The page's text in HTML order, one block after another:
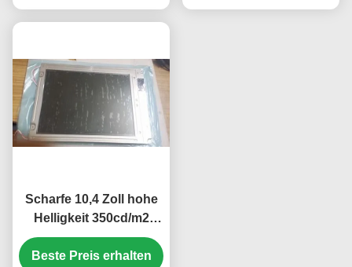
Scharfe 10,4 Zoll hohe
Helligkeit 350cd/m2
Industrie-LCD-Display
mit 640*480 Pixel
Beste Preis erhalten